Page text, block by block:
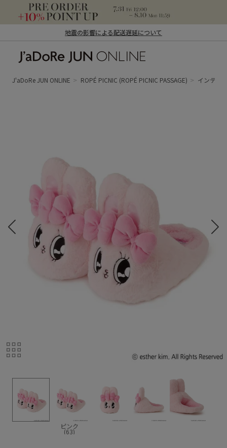
地震の影響による配送遅延について
ン オンライン）
J'aDoRe JUN ONLINE ROPÉ PICNIC (ROPÉ PICNIC PASSAGE) インテリ
ピンク
(63)